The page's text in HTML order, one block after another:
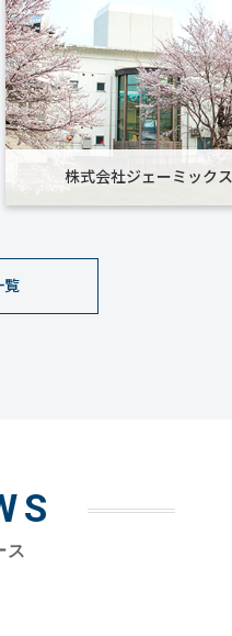
株式会社ジェーミックス
覧
ス